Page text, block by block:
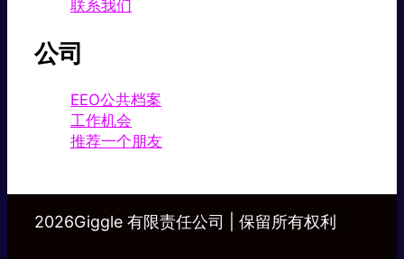
联系我们
公司
EEO公共档案
工作机会
推荐一个朋友
2026Giggle 有限责任公司 | 保留所有权利